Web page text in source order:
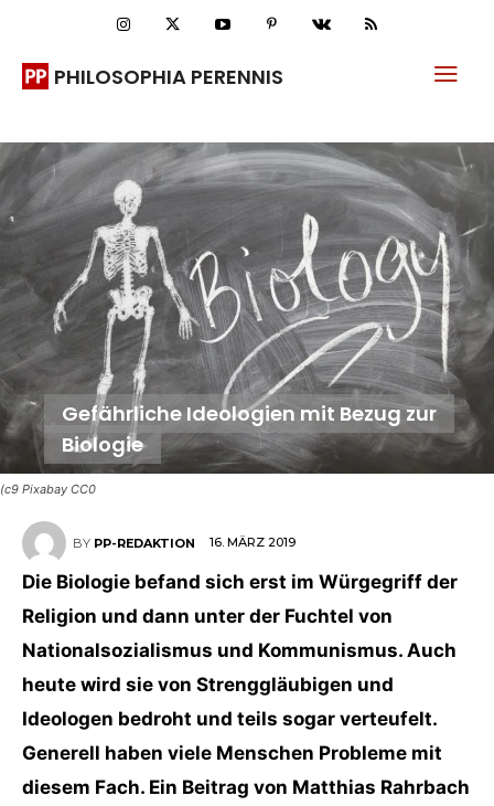
PHILOSOPHIA PERENNIS
(c9 Pixabay CC0
Gefährliche Ideologien mit Bezug zur
Biologie
BY PP-REDAKTION 16. MÄRZ 2019
Die Biologie befand sich erst im Würgegriff der
Religion und dann unter der Fuchtel von
Nationalsozialismus und Kommunismus. Auch
heute wird sie von Strenggläubigen und
Ideologen bedroht und teils sogar verteufelt.
Generell haben viele Menschen Probleme mit
diesem Fach. Ein Beitrag von Matthias Rahrbach